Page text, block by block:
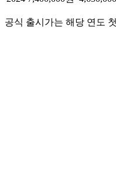
공식 출시가는 해당 연도